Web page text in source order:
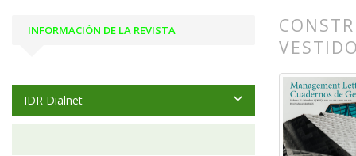
INFORMACIÓN DE LA REVISTA
IDR Dialnet